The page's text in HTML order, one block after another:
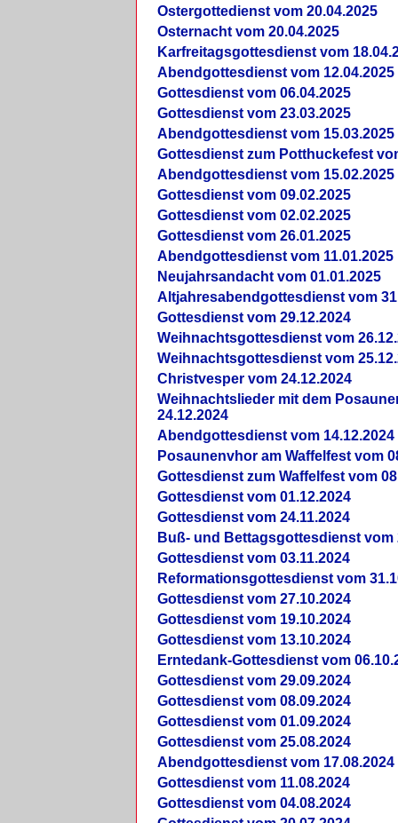
Ostergottedienst vom 20.04.2025
Osternacht vom 20.04.2025
Karfreitagsgottesdienst vom
Abendgottesdienst vom 12.04.2025
Gottesdienst vom 06.04.2025
Gottesdienst vom 23.03.2025
Abendgottesdienst vom 15.03.2025
Gottesdienst zum Potthuckefest
Abendgottesdienst vom 15.02.2025
Gottesdienst vom 09.02.2025
Gottesdienst vom 02.02.2025
Gottesdienst vom 26.01.2025
Abendgottesdienst vom 11.01.2025
Neujahrsandacht vom 01.01.2025
Altjahresabendgottesdienst vom
Gottesdienst vom 29.12.2024
Weihnachtsgottesdienst vom
Weihnachtsgottesdienst vom
Christvesper vom 24.12.2024
Weihnachtslieder mit dem
24.12.2024
Abendgottesdienst vom 14.12.2024
Posaunenvhor am Waffelfest vom
Gottesdienst zum Waffelfest vom
Gottesdienst vom 01.12.2024
Gottesdienst vom 24.11.2024
Buß- und Bettagsgottesdienst vom
Gottesdienst vom 03.11.2024
Reformationsgottesdienst vom
Gottesdienst vom 27.10.2024
Gottesdienst vom 19.10.2024
Gottesdienst vom 13.10.2024
Erntedank-Gottesdienst vom
Gottesdienst vom 29.09.2024
Gottesdienst vom 08.09.2024
Gottesdienst vom 01.09.2024
Gottesdienst vom 25.08.2024
Abendgottesdienst vom 17.08.2024
Gottesdienst vom 11.08.2024
Gottesdienst vom 04.08.2024